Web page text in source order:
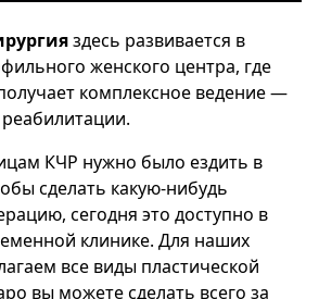
здесь развивается в
женского центра, где
комплексное ведение —
КЧР нужно было ездить в
сделать какую-нибудь
сегодня это доступно в
клинике. Для наших
все виды пластической
вы можете сделать всего за